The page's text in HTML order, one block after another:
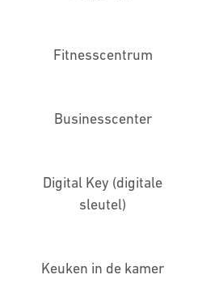
Fitness­centrum
Business­center
Digital Key (digitale
sleutel)
Keuken in de kamer